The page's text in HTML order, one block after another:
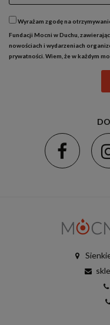
Wyrażam zgodę na
Fundacji Mocni w Duchu,
nowościach i wydarzeniach
prywatności . Wiem, że w każdym